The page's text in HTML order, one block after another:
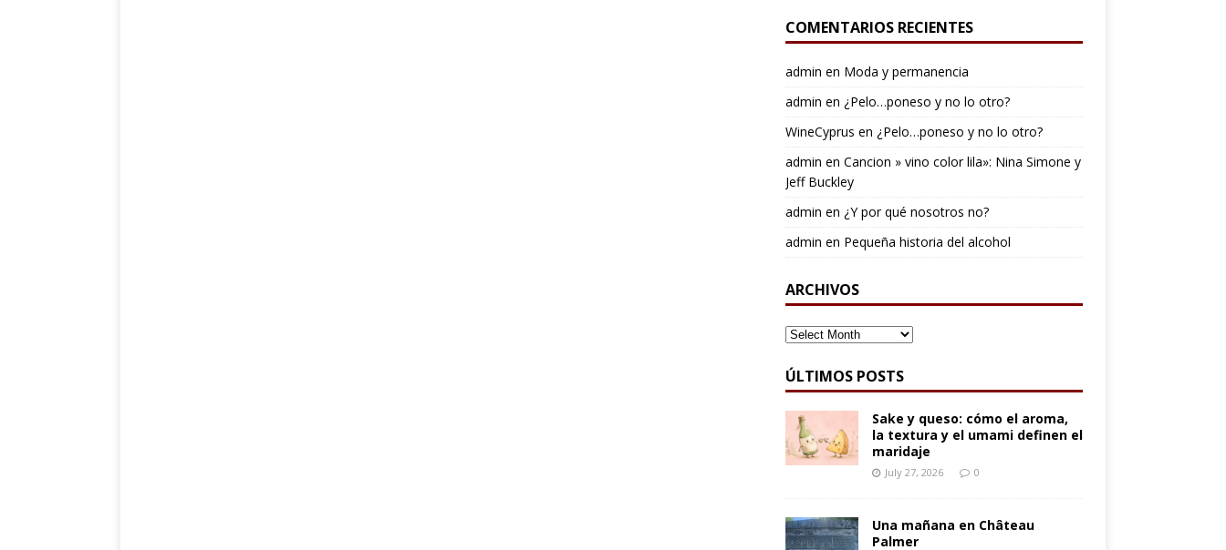
COMENTARIOS RECIENTES
admin en Moda y permanencia
admin en ¿Pelo…poneso y no lo otro?
WineCyprus en ¿Pelo…poneso y no lo otro?
admin en Cancion » vino color lila»: Nina Simone y
Jeff Buckley
admin en ¿Y por qué nosotros no?
admin en Pequeña historia del alcohol
ARCHIVOS
ARCHIVOS
ÚLTIMOS POSTS
Sake y queso: cómo el aroma,
la textura y el umami definen el
maridaje
July 27, 2026 0
Una mañana en Château
Palmer